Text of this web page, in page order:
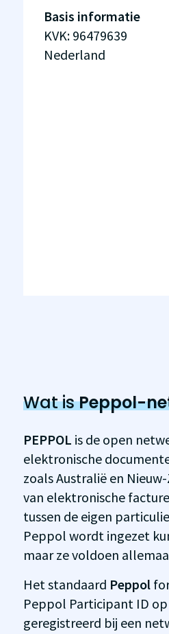
Basis informatie
KVK: 96479639
Nederland
Wat isPeppol-
PEPPOL is de open
elektronische
zoals Australië en
van elektronische
tussen de eigen
Peppol wordt ingezet
maar ze voldoen
Het standaard Peppol
Peppol Participant ID
geregistreerd bij een